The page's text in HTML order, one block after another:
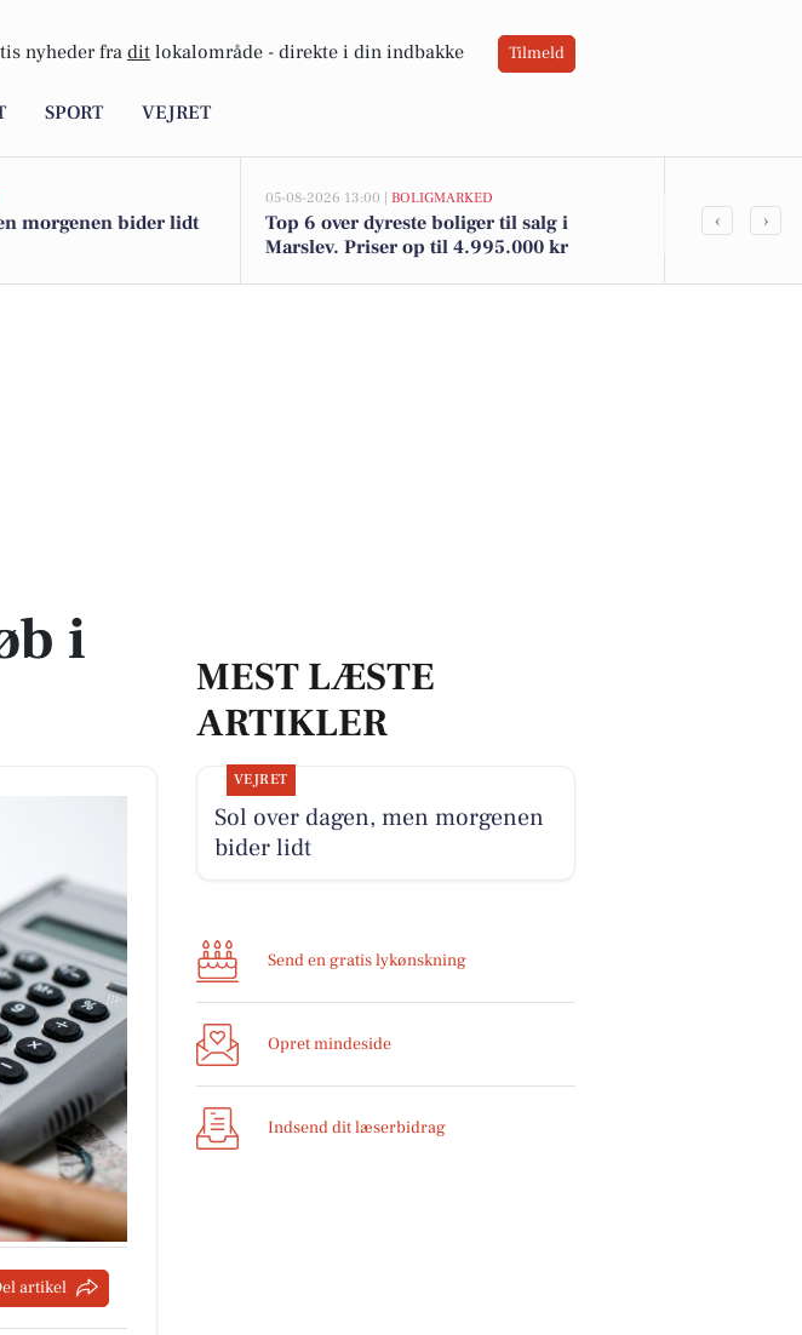
nyheder fra dit lokalområde - direkte i din indbakke Tilmeld
SPORT VEJRET
morgenen bider lidt
05-08-2026 13:00 | BOLIGMARKED
Top 6 over dyreste boliger til salg i
Marslev. Priser op til 4.995.000 kr
Odensevej
‹ ›
i
artikel
MEST LÆSTE
ARTIKLER
VEJRET
Sol over dagen, men morgenen
bider lidt
Send en gratis lykønskning
Opret mindeside
Indsend dit læserbidrag